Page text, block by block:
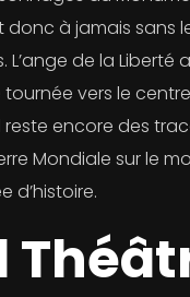
donc à jamais sans
L’ange de la Liberté
vers le
encore des
Mondiale sur le
d’histoire.